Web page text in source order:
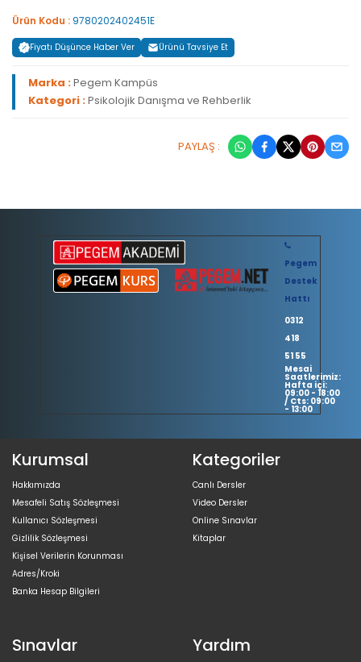
Ürün Kodu : 9780202402451E
Fiyatı Düşünce Haber Ver Ürünü Tavsiye Et
Marka :Pegem Kampüs
Kategori :Psikolojik Danışma ve Rehberlik
PAYLAŞ :
Pegem
Destek
Hattı
0312
418
51 55
Mesai
Saatlerimiz:
Hafta içi:
09:00 - 18:00
/ Cts: 09:00
- 13:00
Kurumsal
Hakkımızda
Mesafeli Satış Sözleşmesi
Kullanıcı Sözleşmesi
Gizlilik Sözleşmesi
Kişisel Verilerin Korunması
Adres/Kroki
Banka Hesap Bilgileri
Kategoriler
Canlı Dersler
Video Dersler
Online Sınavlar
Kitaplar
Sınavlar Yardım